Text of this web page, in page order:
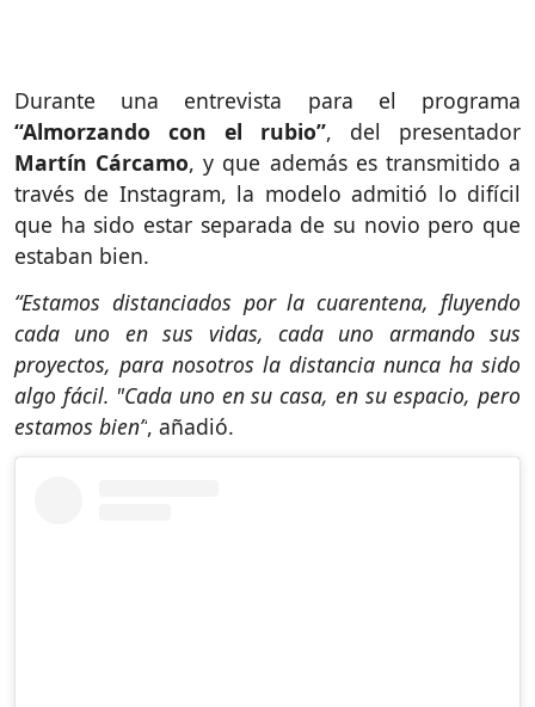
Durante una entrevista para el programa
“Almorzando con el rubio”, del presentador
Martín Cárcamo, y que además es transmitido a
través de Instagram, la modelo admitió lo difícil
que ha sido estar separada de su novio pero que
estaban bien.
“Estamos distanciados por la cuarentena, fluyendo
cada uno en sus vidas, cada uno armando sus
proyectos, para nosotros la distancia nunca ha sido
algo fácil. "Cada uno en su casa, en su espacio, pero
estamos bien”, añadió.